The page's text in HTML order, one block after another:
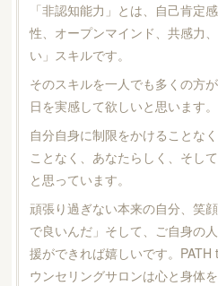
「非認知能力」とは、自己肯定
性、オープンマインド、共感力
い」スキルです。
そのスキルを一人でも多くの方
日を実感して欲しいと思います。
自分自身に制限をかけることな
ことなく、あなたらしく、そし
と思っています。
頑張り過ぎない本来の自分、笑
で良いんだ」そして、ご自身の
援ができれば嬉しいです。
ウンセリングサロンは心と身体